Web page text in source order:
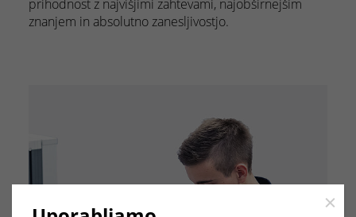
prihodnost z najvišjimi zahtevami, najobširnejšim
znanjem in absolutno zanesljivostjo.
Close